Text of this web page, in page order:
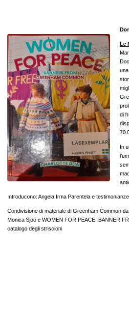
Le
di
In
Introducono: Angela Irma Parentela e
Condivisione di materiale di Greenham Common
Monica Sjöö e WOMEN FOR PEACE: BANNER
catalogo degli striscioni